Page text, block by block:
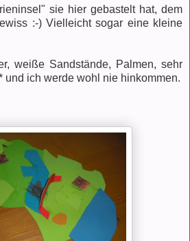
sie hier gebastelt hat, dem
:-) Vielleicht sogar eine kleine
weiße Sandstände, Palmen, sehr
und ich werde wohl nie hinkommen.